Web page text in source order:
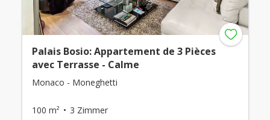
Palais Bosio: Appartement de 3 Pièces
avec Terrasse - Calme
Monaco - Moneghetti
100 m² 3 Zimmer